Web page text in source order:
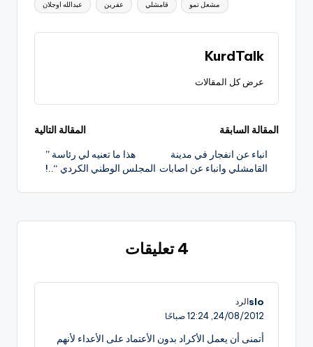
عبدالله اوجلان عفرين قامشلي مشعل تمو
KurdTalk
عرض كل المقالات
تصفّح
المقالات
المقالة السابقة
انباء عن انفجار في مدينة
القامشلي وانباء عن اصابات
المقالة التالية
هذا ما تعنيه لي رئاسة ”
المجلس الوطني الكردي “..!
4 تعليقات
sloالرد
24/08/2012, 12:24 صباحًا
أتمنى أن يعمل الأكراد بدون الأعتماد على الأعداء لأنهم